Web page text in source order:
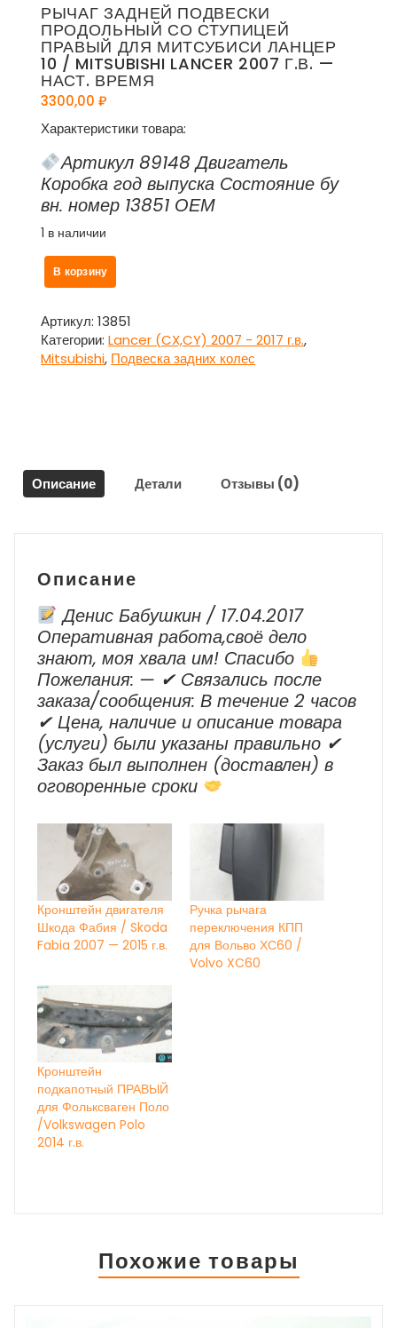
РЫЧАГ ЗАДНЕЙ ПОДВЕСКИ
ПРОДОЛЬНЫЙ СО СТУПИЦЕЙ
ПРАВЫЙ ДЛЯ МИТСУБИСИ ЛАНЦЕР
10 / MITSUBISHI LANCER 2007 Г.В. —
НАСТ. ВРЕМЯ
3300,00 ₽
Характеристики товара:
Артикул 89148 Двигатель
Коробка год выпуска Состояние бу
вн. номер 13851 ОЕМ
1 в наличии
Количество
товара
задней
подвески
продольный
Ланцер
10
г.в.
наст.
Время
В корзину
Артикул: 13851
Категории: Lancer (CX,CY) 2007 - 2017 г.в.,
Mitsubishi, Подвеска задних колес
Описание Детали Отзывы (0)
Описание
Денис Бабушкин / 17.04.2017
Оперативная работа,своё дело
знают, моя хвала им! Спасибо
Пожелания: — ✔ Cвязались после
заказа/сообщения: В течение 2 часов
✔ Цена, наличие и описание товара
(услуги) были указаны правильно ✔
Заказ был выполнен (доставлен) в
оговоренные сроки
Кронштейн двигателя
Шкода Фабия / Skoda
Fabia 2007 — 2015 г.в.
Ручка рычага
переключения КПП
для Вольво ХС60 /
Volvo XC60
Кронштейн
подкапотный ПРАВЫЙ
для Фольксваген Поло
/Volkswagen Polo
2014 г.в.
Похожие товары